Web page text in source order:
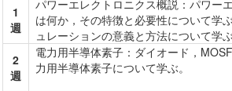
1
週
パワーエレクトロニクス概説：パワー
は何か，その特徴と必要性について学
ュレーションの意義と方法について学
2
週
電力用半導体素子：ダイオード，
力用半導体素子について学ぶ。